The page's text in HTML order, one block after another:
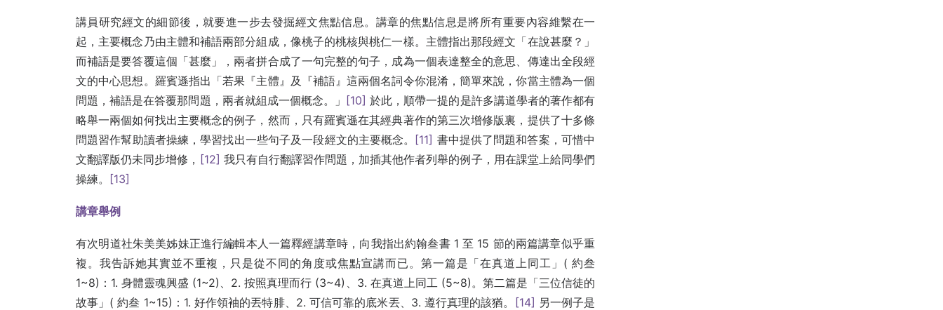
講員研究經文的細節後，就要進一步去發掘經文焦點信息。講章的焦點信息是將所有重要內容維繫在一
起，主要概念乃由主體和補語兩部分組成，像桃子的桃核與桃仁一樣。主體指出那段經文「在說甚麼？」
而補語是要答覆這個「甚麼」，兩者拼合成了一句完整的句子，成為一個表達整全的意思、傳達出全段經
文的中心思想。羅賓遜指出「若果『主體』及『補語』這兩個名詞令你混淆，簡單來說，你當主體為一個
問題，補語是在答覆那問題，兩者就組成一個概念。」 [10] 於此，順帶一提的是許多講道學者的著作都有
略舉一兩個如何找出主要概念的例子，然而，只有羅賓遜在其經典著作的第三次增修版裏，提供了十多條
問題習作幫助讀者操練，學習找出一些句子及一段經文的主要概念。
[11] 書中提供了問題和答案，可惜中
文翻譯版仍未同步增修， [12] 我只有自行翻譯習作問題，加插其他作者列舉的例子，用在課堂上給同學們
操練。
[13]
講章舉例
有次明道社朱美美姊妹正進行編輯本人一篇釋經講章時，向我指出約翰叁書 1 至 15 節的兩篇講章似乎重
複。我告訴她其實並不重複，只是從不同的角度或焦點宣講而已。第一篇是「在真道上同工」( 約叁
1~8)：1. 身體靈魂興盛 (1~2)、2. 按照真理而行 (3~4)、3. 在真道上同工 (5~8)。第二篇是「三位信徒的
故事」( 約叁 1~15)：1. 好作領袖的丟特腓、2. 可信可靠的底米丟、3. 遵行真理的該猶。
[14] 另一例子是